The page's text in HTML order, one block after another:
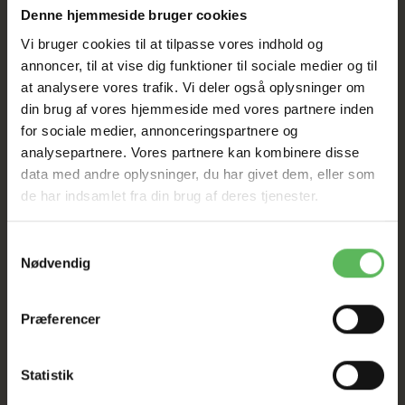
Denne hjemmeside bruger cookies
Vi bruger cookies til at tilpasse vores indhold og
annoncer, til at vise dig funktioner til sociale medier og til
at analysere vores trafik. Vi deler også oplysninger om
din brug af vores hjemmeside med vores partnere inden
for sociale medier, annonceringspartnere og
analysepartnere. Vores partnere kan kombinere disse
data med andre oplysninger, du har givet dem, eller som
de har indsamlet fra din brug af deres tjenester.
Nødvendig
Præferencer
Statistik
BESKRIVELSE
Hø med peberfrugt og
pastinak til kaniner,
marsvin og andre gnavere
det altid fornuftigt at dit kæledyr har sig noget variation
Her får dit kæledyr noget hø hvor der er
tilføjet grøntsager og blomster til glæde for din lille
smage.